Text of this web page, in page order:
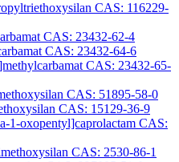
CAS: 116229-
CAS: 23432-62-4
CAS: 23432-64-6
CAS: 23432-65-
CAS: 51895-58-0
CAS: 15129-36-9
1-oxopentyl]caprolactam CAS:
CAS: 2530-86-1